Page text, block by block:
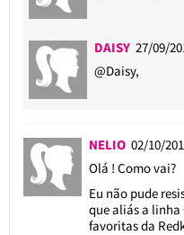
DAISY27/09/
@Daisy,
NELIO 02/10/
Olá ! Como vai?
Eu não pude
que aliás a linha
favoritas da